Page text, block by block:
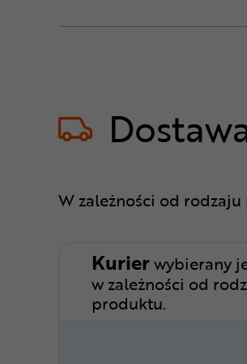
W zależności od
Kurierwybierany
w zależności od
produktu.